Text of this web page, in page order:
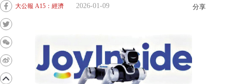
大公報 A15：經濟 2026-01-09 分享